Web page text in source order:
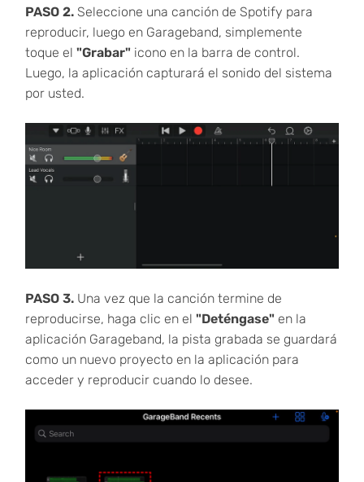
PASO 2.Seleccione una canción de Spotify para
reproducir, luego en Garageband, simplemente
toque el "Grabar"icono en la barra de control.
Luego, la aplicación capturará el sonido del sistema
por usted.
PASO 3.Una vez que la canción termine de
reproducirse, haga clic en el "Deténgase"en la
aplicación Garageband, la pista grabada se guardará
como un nuevo proyecto en la aplicación para
acceder y reproducir cuando lo desee.